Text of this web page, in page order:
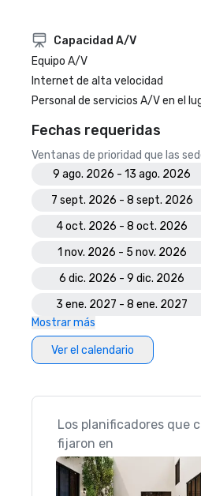
Capacidad A/V
Equipo A/V
Internet de alta velocidad
Personal de servicios A/V en el
Fechas requeridas
Ventanas de prioridad que las
9 ago. 2026 - 13 ago. 2026
7 sept. 2026 - 8 sept. 2026
4 oct. 2026 - 8 oct. 2026
1 nov. 2026 - 5 nov. 2026
6 dic. 2026 - 9 dic. 2026
3 ene. 2027 - 8 ene. 2027
Mostrar más
Ver el calendario
Los planificadores que
fijaron en